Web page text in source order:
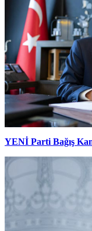
YENİ Parti Bağış